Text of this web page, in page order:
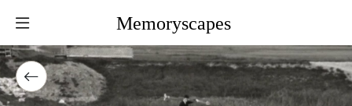
Memoryscapes